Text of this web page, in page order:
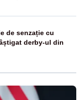
de senzație cu
derby-ul din